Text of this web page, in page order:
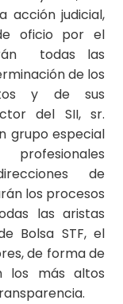
acción judicial,
oficio por el
todas las
de los
y de sus
del SII, sr.
grupo especial
de
los procesos
las aristas
Bolsa STF, el
de forma de
los más altos